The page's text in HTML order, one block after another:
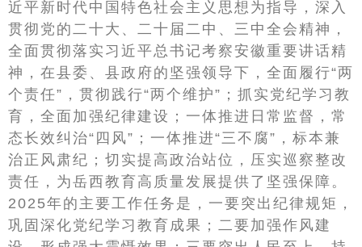
近平新时代中国特色社会主义思想为指导，深入
贯彻党的二十大、二十届二中、三中全会精神，
全面贯彻落实习近平总书记考察安徽重要讲话精
神，在县委、县政府的坚强领导下，全面履行“两
个责任”，贯彻践行“两个维护”；抓实党纪学习教
育，全面加强纪律建设；一体推进日常监督，常
态长效纠治“四风”；一体推进“三不腐”，标本兼
治正风肃纪；切实提高政治站位，压实巡察整改
责任，为岳西教育高质量发展提供了坚强保障。
2025年的主要工作任务是，一要突出纪律规矩，
巩固深化党纪学习教育成果；二要加强作风建